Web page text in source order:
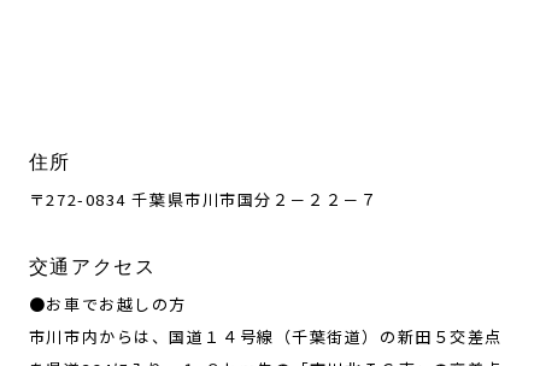
住所
〒272-0834 千葉県市川市国分２－２２－７
交通アクセス
●お車でお越しの方
市川市内からは、国道１４号線（千葉街道）の新田５交差点